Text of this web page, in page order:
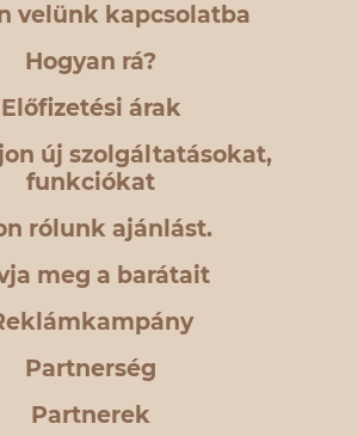
velünk kapcsolatba
Hogyan rá?
Előfizetési árak
új szolgáltatásokat,
funkciókat
rólunk ajánlást.
meg a barátait
Partnerség
Partnerek